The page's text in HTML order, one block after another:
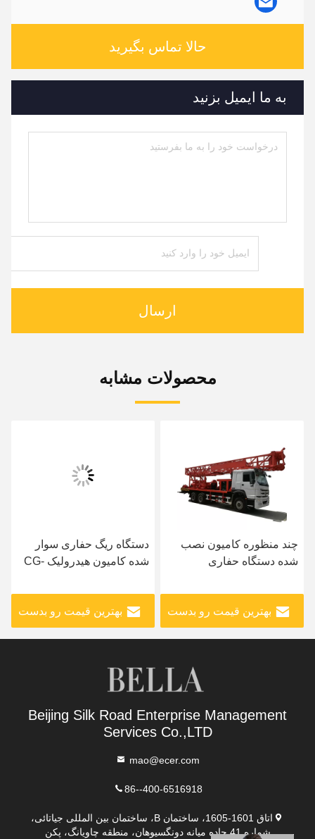
حالا تماس بگیرید
به ما ایمیل بزنید
ارسال
محصولات مشابه
چند منظوره کامیون نصب
شده دستگاه حفاری
بهترین قیمت رو بدست
دستگاه ریگ حفاری سوار
شده کامیون هیدرولیک CG-
بهترین قیمت رو بدست
Beijing Silk Road Enterprise Management
Services Co.,LTD
mao@ecer.com
86--400-6516918
اتاق 1601-1605، ساختمان B، ساختمان بین المللی جیاتائی،
شماره 41 جاده میانه دونگسیوهان، منطقه چاویانگ، پکن